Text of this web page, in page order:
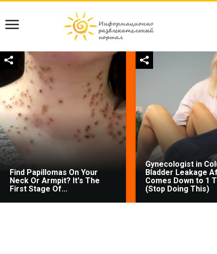
Find Papillomas On Your
Neck Or Armpit? It's The
First Stage Of...
Gynecologist in
Bladder Leakage
Comes Down to 1
(Stop Doing This)